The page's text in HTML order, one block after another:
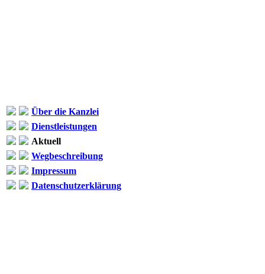
Über die Kanzlei
Dienstleistungen
Aktuell
Wegbeschreibung
Impressum
Datenschutzerklärung